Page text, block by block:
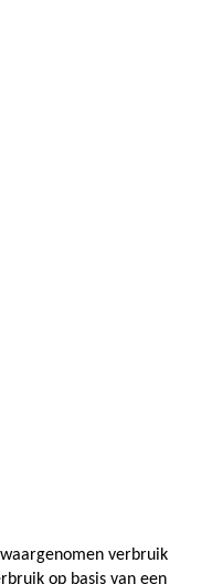
verbruik
op basis van een